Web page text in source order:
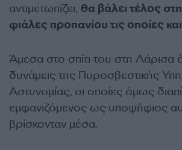
αντιμετωπίζει, θα βάλει τέλος
φιάλες προπανίου τις οποίες
Άμεσα στο σπίτι του στη Λάρισα
δυνάμεις της Πυροσβεστικής
Αστυνομίας, οι οποίες όμως
εμφανιζόμενος ως υποψήφιος
βρίσκονταν μέσα.